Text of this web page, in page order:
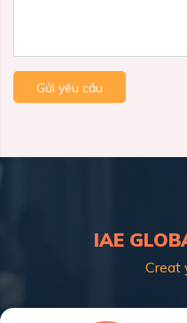
Gửi yêu cầu
IAE
Creat